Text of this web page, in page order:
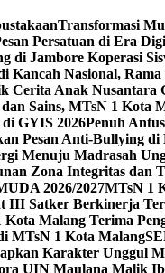
Transformasi
Persatuan di Era
di Jambore Koperasi
Kancah Nasional,
Cerita Anak Nusantara
Sains, MTsN 1 Kota
GYIS 2026Penuh
Pesan Anti-Bullying di
Menuju Madrasah
Zona Integritas dan
2026/2027MTsN 1
III Satker Berkinerja
Malang Terima
MTsN 1 Kota Malang
Karakter Unggul
UIN Maulana Malik